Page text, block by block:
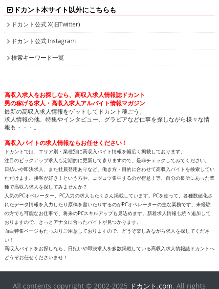
ドカント公式 X(旧Twitter)
ドカント公式 Instagram
検索キーワード一覧
男の稼げる求人・高収入求人アルバイト情報マガジン
最新の高収入求人情報をゲットしてドカント稼ごう。
求人情報の他、特集やインタビュー、グラビアなど仕事を探しながら様々な情
報も・・・。
高収入バイトの求人情報ならお任せください！
ドカントでは、エリア別・業種別に高収入バイト情報を幅広く掲載しております。
注目のピックアップ求人も定期的に更新して参りますので、是非チェックしてみてください。
日払いや即決求人、また社員登用ありなど、働き方・目的に合わせて高収入バイトを検索してい
ただけます。接客が好き！という方や、コツコツ集中するのが得意！等、自分の長所にあった業
種で高収入求人を探してみませんか？
人気のPCオペレーター、PC入力の求人もたくさん掲載しています。PCを使って、各種数値化さ
れたデータ情報を入力したり原稿を書いたりするのがPCオペレーターの主な業務です。未経験
の方でも可能なお仕事で、将来のPCスキルアップも見込めます。新着求人情報も続々追加して
おりますので、きっとアナタに合ったバイトが見つかります。
面白特集ページもたっぷりご用意しておりますので、どうぞ楽しみながら求人を探してくださ
い！
どうぞお任せくださいませ！
All contents copyright © 2002-2025ドカント.com. All rights
reserved. 掲載記事、写真、イラストの無断転載を禁じます。